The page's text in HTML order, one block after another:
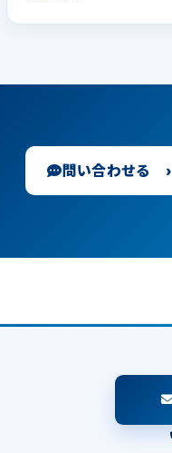
問い合わせる ›